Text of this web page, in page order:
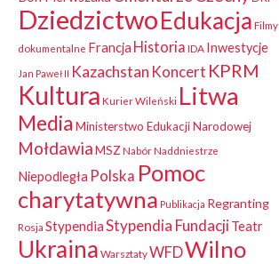
DziedzictwoEdukacja Filmy
dokumentalne Francja Historia IDA Inwestycje
Jan Paweł II Kazachstan Koncert KPRM
Kultura Kurier Wileński Litwa
MediaMinisterstwo Edukacji Narodowej
MołdawiaMSZ NabórNaddniestrze
Niepodległa Polska Pomoc
charytatywna Publikacja Regranting
Rosja StypendiaStypendia FundacjiTeatr
Ukraina WarsztatyWFDWilno